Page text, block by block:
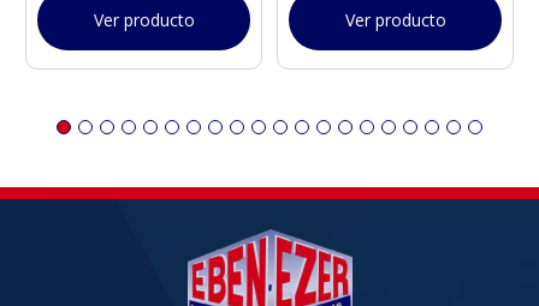
Ver producto Ver producto